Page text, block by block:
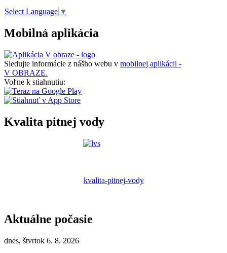
Select Language ▼
Mobilná aplikácia
Sledujte informácie z nášho webu v mobilnej aplikácii -
V OBRAZE.
Voľne k stiahnutiu:
Kvalita pitnej vody
kvalita-pitnej-vody
Aktuálne počasie
dnes, štvrtok 6. 8. 2026